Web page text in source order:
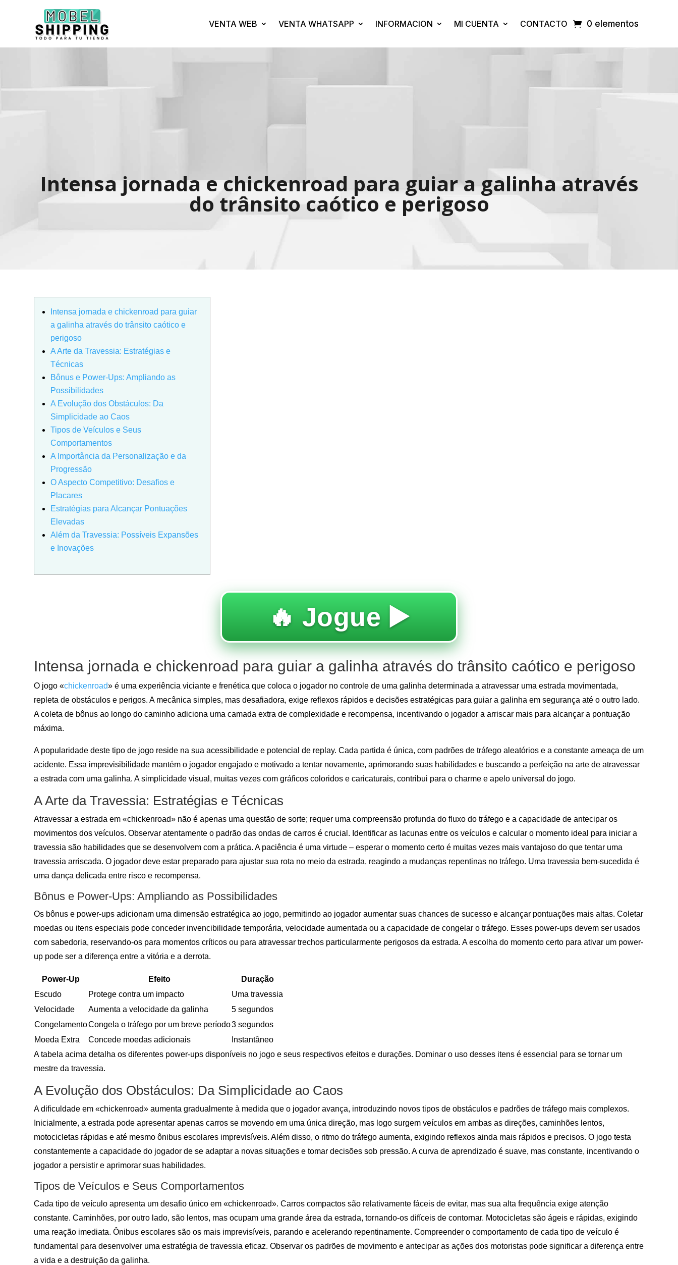
VENTA WEB VENTA WHATSAPP INFORMACION MI CUENTA CONTACTO 0 elementos
Intensa jornada e chickenroad para guiar a galinha através
do trânsito caótico e perigoso
Intensa jornada e chickenroad para guiar
a galinha através do trânsito caótico e
perigoso
A Arte da Travessia: Estratégias e
Técnicas
Bônus e Power-Ups: Ampliando as
Possibilidades
A Evolução dos Obstáculos: Da
Simplicidade ao Caos
Tipos de Veículos e Seus
Comportamentos
A Importância da Personalização e da
Progressão
O Aspecto Competitivo: Desafios e
Placares
Estratégias para Alcançar Pontuações
Elevadas
Além da Travessia: Possíveis Expansões
e Inovações
🔥 Jogue ▶️
Intensa jornada e chickenroad para guiar a galinha através do trânsito caótico e perigoso
O jogo «chickenroad» é uma experiência viciante e frenética que coloca o jogador no controle de uma galinha determinada a atravessar uma estrada movimentada,
repleta de obstáculos e perigos. A mecânica simples, mas desafiadora, exige reflexos rápidos e decisões estratégicas para guiar a galinha em segurança até o outro lado.
A coleta de bônus ao longo do caminho adiciona uma camada extra de complexidade e recompensa, incentivando o jogador a arriscar mais para alcançar a pontuação
máxima.
A popularidade deste tipo de jogo reside na sua acessibilidade e potencial de replay. Cada partida é única, com padrões de tráfego aleatórios e a constante ameaça de um
acidente. Essa imprevisibilidade mantém o jogador engajado e motivado a tentar novamente, aprimorando suas habilidades e buscando a perfeição na arte de atravessar
a estrada com uma galinha. A simplicidade visual, muitas vezes com gráficos coloridos e caricaturais, contribui para o charme e apelo universal do jogo.
A Arte da Travessia: Estratégias e Técnicas
Atravessar a estrada em «chickenroad» não é apenas uma questão de sorte; requer uma compreensão profunda do fluxo do tráfego e a capacidade de antecipar os
movimentos dos veículos. Observar atentamente o padrão das ondas de carros é crucial. Identificar as lacunas entre os veículos e calcular o momento ideal para iniciar a
travessia são habilidades que se desenvolvem com a prática. A paciência é uma virtude – esperar o momento certo é muitas vezes mais vantajoso do que tentar uma
travessia arriscada. O jogador deve estar preparado para ajustar sua rota no meio da estrada, reagindo a mudanças repentinas no tráfego. Uma travessia bem-sucedida é
uma dança delicada entre risco e recompensa.
Bônus e Power-Ups: Ampliando as Possibilidades
Os bônus e power-ups adicionam uma dimensão estratégica ao jogo, permitindo ao jogador aumentar suas chances de sucesso e alcançar pontuações mais altas. Coletar
moedas ou itens especiais pode conceder invencibilidade temporária, velocidade aumentada ou a capacidade de congelar o tráfego. Esses power-ups devem ser usados ​​
com sabedoria, reservando-os para momentos críticos ou para atravessar trechos particularmente perigosos da estrada. A escolha do momento certo para ativar um power-
up pode ser a diferença entre a vitória e a derrota.
Power-Up Efeito
Duração
Escudo
Protege contra um impacto
Uma travessia
Velocidade
Aumenta a velocidade da galinha
5 segundos
CongelamentoCongela o tráfego por um breve período3 segundos
Moeda Extra
Concede moedas adicionais
Instantâneo
A tabela acima detalha os diferentes power-ups disponíveis no jogo e seus respectivos efeitos e durações. Dominar o uso desses itens é essencial para se tornar um
mestre da travessia.
A Evolução dos Obstáculos: Da Simplicidade ao Caos
A dificuldade em «chickenroad» aumenta gradualmente à medida que o jogador avança, introduzindo novos tipos de obstáculos e padrões de tráfego mais complexos.
Inicialmente, a estrada pode apresentar apenas carros se movendo em uma única direção, mas logo surgem veículos em ambas as direções, caminhões lentos,
motocicletas rápidas e até mesmo ônibus escolares imprevisíveis. Além disso, o ritmo do tráfego aumenta, exigindo reflexos ainda mais rápidos e precisos. O jogo testa
constantemente a capacidade do jogador de se adaptar a novas situações e tomar decisões sob pressão. A curva de aprendizado é suave, mas constante, incentivando o
jogador a persistir e aprimorar suas habilidades.
Tipos de Veículos e Seus Comportamentos
Cada tipo de veículo apresenta um desafio único em «chickenroad». Carros compactos são relativamente fáceis de evitar, mas sua alta frequência exige atenção
constante. Caminhões, por outro lado, são lentos, mas ocupam uma grande área da estrada, tornando-os difíceis de contornar. Motocicletas são ágeis e rápidas, exigindo
uma reação imediata. Ônibus escolares são os mais imprevisíveis, parando e acelerando repentinamente. Compreender o comportamento de cada tipo de veículo é
fundamental para desenvolver uma estratégia de travessia eficaz. Observar os padrões de movimento e antecipar as ações dos motoristas pode significar a diferença entre
a vida e a destruição da galinha.